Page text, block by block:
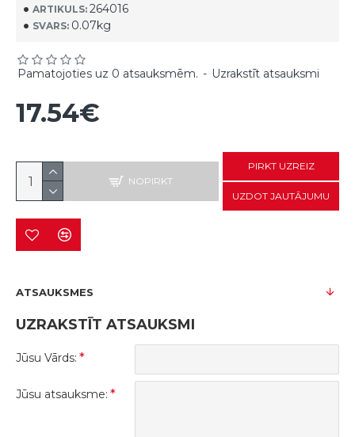
ARTIKULS: 264016
SVARS: 0.07kg
Pamatojoties uz 0 atsauksmēm. - Uzrakstīt atsauksmi
17.54€
NOPIRKT
PIRKT UZREIZ
UZDOT JAUTĀJUMU
ATSAUKSMES
UZRAKSTĪT ATSAUKSMI
Jūsu Vārds:
Jūsu atsauksme: